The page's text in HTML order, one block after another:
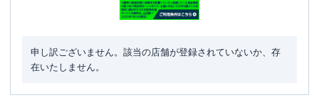
申し訳ございません。該当の店舗が登録されていないか、存
在いたしません。